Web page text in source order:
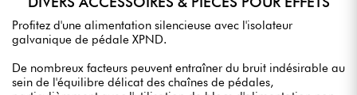
Profitez d'une alimentation silencieuse avec l'isolateur
galvanique de pédale XPND.
De nombreux facteurs peuvent entraîner du bruit indésirable au
sein de l'équilibre délicat des chaînes de pédales,